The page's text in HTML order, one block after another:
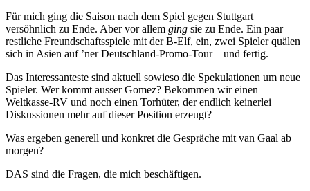
Für mich ging die Saison nach dem Spiel gegen Stuttgart
versöhnlich zu Ende. Aber vor allem ging sie zu Ende. Ein paar
restliche Freundschaftsspiele mit der B-Elf, ein, zwei Spieler quälen
sich in Asien auf ’ner Deutschland-Promo-Tour – und fertig.
Das Interessanteste sind aktuell sowieso die Spekulationen um neue
Spieler. Wer kommt ausser Gomez? Bekommen wir einen
Weltkasse-RV und noch einen Torhüter, der endlich keinerlei
Diskussionen mehr auf dieser Position erzeugt?
Was ergeben generell und konkret die Gespräche mit van Gaal ab
morgen?
DAS sind die Fragen, die mich beschäftigen.